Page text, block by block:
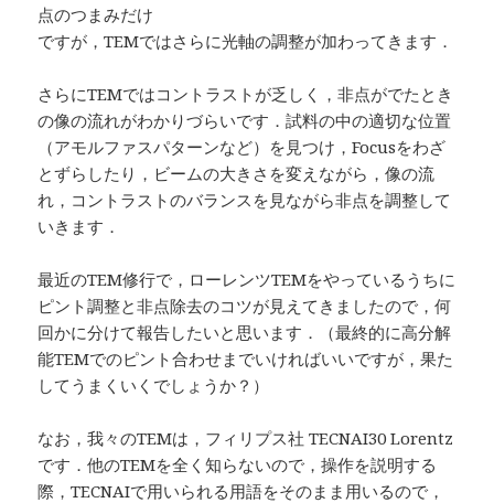
点のつまみだけ
ですが，TEMではさらに光軸の調整が加わってきます．
さらにTEMではコントラストが乏しく，非点がでたとき
の像の流れがわかりづらいです．試料の中の適切な位置
（アモルファスパターンなど）を見つけ，Focusをわざ
とずらしたり，ビームの大きさを変えながら，像の流
れ，コントラストのバランスを見ながら非点を調整して
いきます．
最近のTEM修行で，ローレンツTEMをやっているうちに
ピント調整と非点除去のコツが見えてきましたので，何
回かに分けて報告したいと思います．（最終的に高分解
能TEMでのピント合わせまでいければいいですが，果た
してうまくいくでしょうか？）
なお，我々のTEMは，フィリプス社 TECNAI30 Lorentz
です．他のTEMを全く知らないので，操作を説明する
際，TECNAIで用いられる用語をそのまま用いるので，